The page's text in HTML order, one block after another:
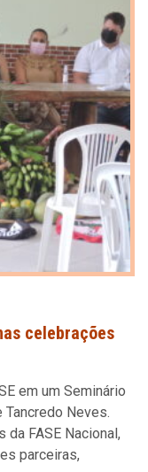
celebrações
em um Seminário
Neves.
FASE Nacional,
parceiras,